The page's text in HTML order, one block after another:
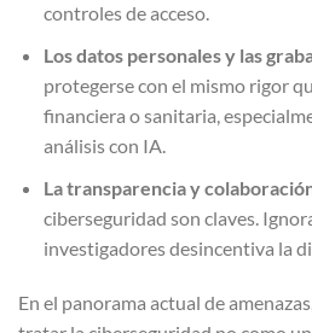
controles de acceso.
Los datos personales y las
protegerse con el mismo rigor
financiera o sanitaria,
análisis con IA.
La transparencia y
ciberseguridad son claves.
investigadores desincentiva la
En el panorama actual de